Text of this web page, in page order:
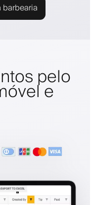
barbearia
pelo
e